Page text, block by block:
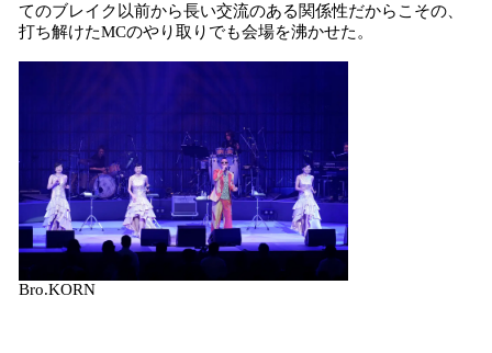
てのブレイク以前から長い交流のある関係性だからこその、
打ち解けたMCのやり取りでも会場を沸かせた。
Bro.KORN